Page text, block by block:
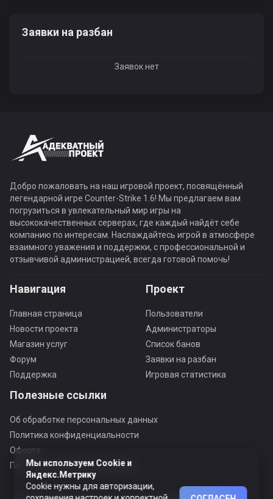
Заявки на разбан
Заявок нет
Добро пожаловать на наш игровой проект, посвящённый
легендарной игре Counter-Strike 1.6! Мы предлагаем вам
погрузиться в увлекательный мир игры на
высококачественных серверах, где каждый найдёт себе
компанию по интересам. Наслаждайтесь игрой в атмосфере
взаимного уважения и поддержки, с профессиональной и
отзывчивой администрацией, всегда готовой помочь!
Навигация
Главная страница
Новости проекта
Магазин услуг
Форум
Поддержка
Проект
Пользователи
Администраторы
Список банов
Заявки на разбан
Игровая статистика
Полезные ссылки
Об обработке персональных данных
Политика конфиденциальности
Оферта
Пользовательское соглашение
Мы используем Cookie и
Яндекс.Метрику
Cookie нужны для авторизации,